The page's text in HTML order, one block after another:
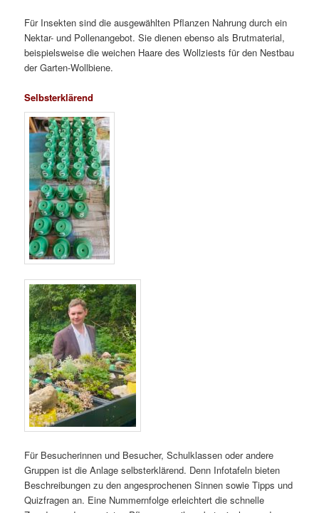
Für Insekten sind die ausgewählten Pflanzen Nahrung durch ein
Nektar- und Pollenangebot. Sie dienen ebenso als Brutmaterial,
beispielsweise die weichen Haare des Wollziests für den Nestbau
der Garten-Wollbiene.
Selbsterklärend
Für Besucherinnen und Besucher, Schulklassen oder andere
Gruppen ist die Anlage selbsterklärend. Denn Infotafeln bieten
Beschreibungen zu den angesprochenen Sinnen sowie Tipps und
Quizfragen an. Eine Nummernfolge erleichtert die schnelle